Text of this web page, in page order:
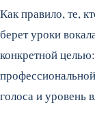
Как правило, те,
берет уроки
конкретной
голоса и уровень